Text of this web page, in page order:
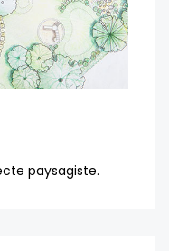
paysagiste.